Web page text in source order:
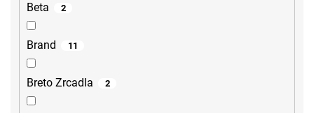
Beta 2
Brand 11
Breto Zrcadla 2